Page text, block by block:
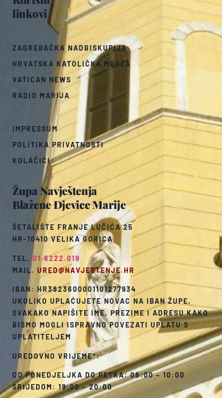
Župa Navještenja
Blažene Djevice Marije
ŠETALIŠTE FRANJE LUČIĆA 25
HR-10410 VELIKA GORICA
TEL.01.6222.019
MAIL. URED@NAVJESTENJE.HR
IBAN: HR3823600001101277934
UKOLIKO UPLAĆUJETE NOVAC NA IBAN ŽUPE,
SVAKAKO NAPIŠITE IME, PREZIME I ADRESU KAKO
BISMO MOGLI ISPRAVNO POVEZATI UPLATU S
UPLATITELJEM
UREDOVNO VRIJEME*:
OD PONEDJELJKA DO PETKA: 08:00 – 10:00
SRIJEDOM: 19:00 – 20:00
linkovi
ZAGREBAČKA NADBISKUPIJA
HRVATSKA KATOLIČKA MREŽA
VATICAN NEWS
RADIO MARIJA
IMPRESSUM
POLITIKA PRIVATNOSTI
KOLAČIĆI